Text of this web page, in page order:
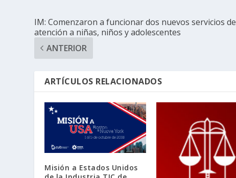
IM: Comenzaron a funcionar dos nuevos servicios de
atención a niñas, niños y adolescentes
ANTERIOR
ARTÍCULOS RELACIONADOS
Misión a Estados Unidos